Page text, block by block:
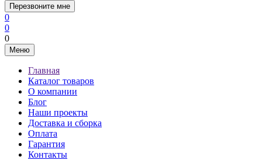
Перезвоните мне
0
0
0
Меню
Главная
Каталог товаров
О компании
Блог
Наши проекты
Доставка и сборка
Оплата
Гарантия
Контакты